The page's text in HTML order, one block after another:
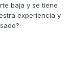
baja y se tiene
experiencia y